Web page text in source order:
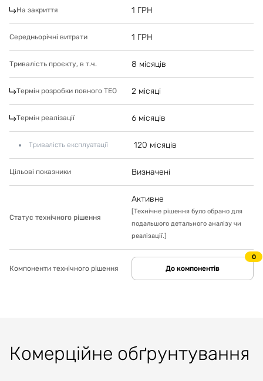
На закриття 1 ГРН
Середньорічні витрати 1 ГРН
Тривалість проєкту, в т.ч. 8 місяців
Термін розробки повного ТЕО 2 місяці
Термін реалізації 6 місяців
Тривалість експлуатації 120 місяців
Цільові показники Визначені
Статус технічного рішення
Активне
[Технічне рішення було обрано для
подальшого детального аналізу чи
реалізації.]
Компоненти технічного рішення До компонентів
0
Комерційне обґрунтування